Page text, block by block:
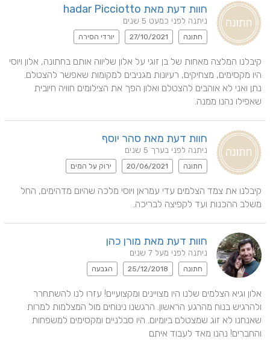
חוות דעת מאת hadar Picciotto
ניתנה לפני כמעט 5 שנים
חתונה 27/10/2021 יורדי הסירה
שאפילו נהנו ממנה.
חוות דעת מאת סהר יוסף
ניתנה לפני בערך 5 שנים
חתונה 20/06/2021 ירוק על המים
משלב ההכנות ועד לקפיצה לבריכה.
חוות דעת מאת מורן כהן
ניתנה לפני מעל 7 שנים
חתונה 25/12/2018 הגבעה
והחברים! נהנו מאד לעבוד איתם